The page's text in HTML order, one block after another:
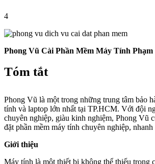
4
Phong Vũ Cài Phần Mềm Máy Tính Phạm
Tóm tắt
Phong Vũ là một trong những trung tâm bảo
tính và laptop lớn nhất tại TP.HCM. Với đội
chuyên nghiệp, giàu kinh nghiệm, Phong Vũ
đặt phần mềm máy tính chuyên nghiệp,
Giới thiệu
Máy tính là một thiết bị không thể thiếu trong